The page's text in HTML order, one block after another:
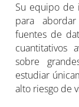
Su equipo de
para
fuentes de
cuantitativos
sobre
estudiar
alto riesgo de